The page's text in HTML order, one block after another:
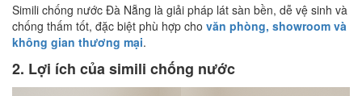
Simili chống nước Đà Nẵng là giải pháp lát sàn bền, dễ vệ sinh và
chống thấm tốt, đặc biệt phù hợp cho văn phòng, showroom và
không gian thương mại.
2. Lợi ích của simili chống nước